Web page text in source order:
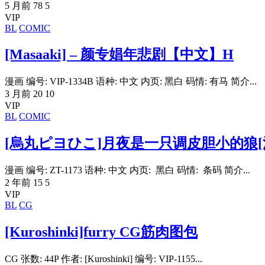
5 月前 78 5
VIP
BL COMIC
[Masaaki] – 颜专娼年悲剧【中文】H
漫画 编号: VIP-1334B 语种: 中文 内页: 黑白 码情: 有马 简介...
3 月前 20 10
VIP
BL COMIC
[烏丸ピヨひこ]月夜是一只调皮胆小的狼
漫画 编号: ZT-1173 语种: 中文 内页: 黑白 码情: 条码 简介...
2 年前 15 5
VIP
BL CG
[Kuroshinki]furry CG筋肉图包
CG 张数: 44P 作者: [Kuroshinki] 编号: VIP-1155...